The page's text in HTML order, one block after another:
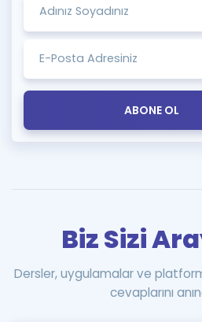
ABONE OL
Biz Sizi
Dersler, uygulamalar ve platform
cevaplarını